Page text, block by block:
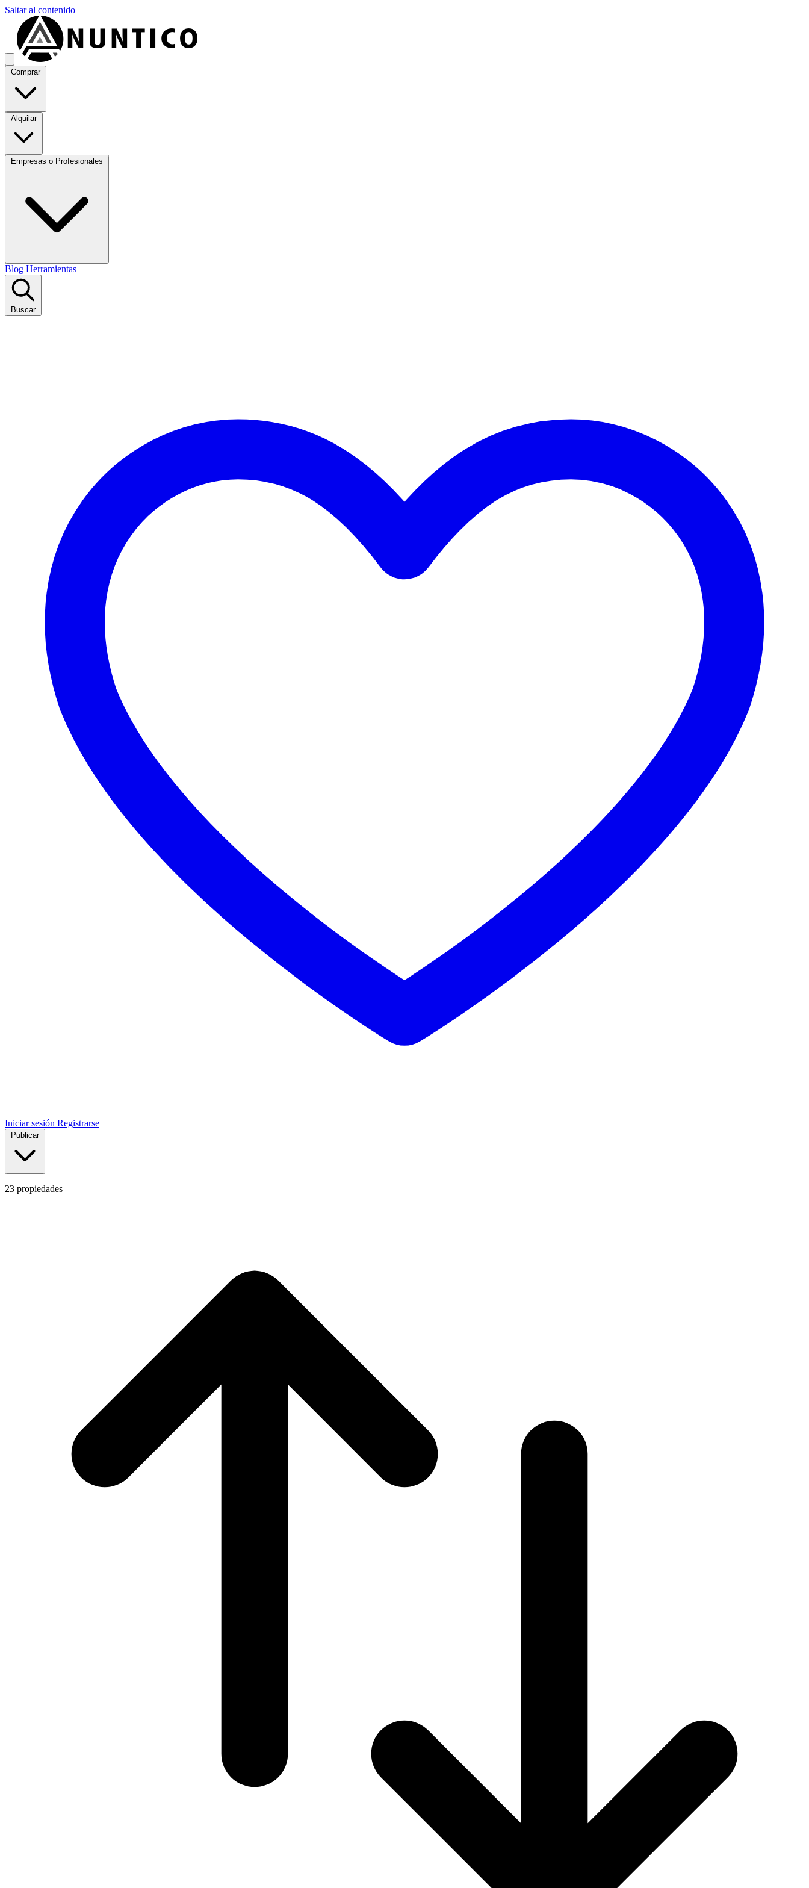
Saltar al contenido
Comprar
Alquilar
Empresas o Profesionales
Blog Herramientas
Buscar
Iniciar sesión Registrarse
Publicar
23 propiedades